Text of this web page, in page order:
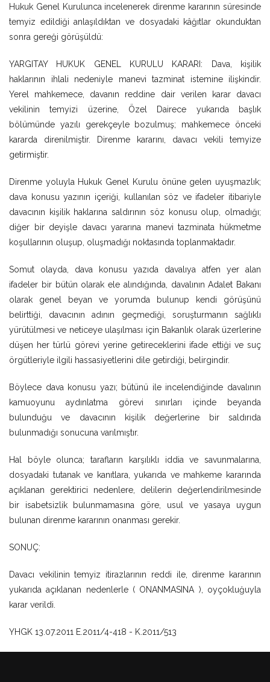
Hukuk Genel Kurulunca incelenerek direnme kararının süresinde
temyiz edildiği anlaşıldıktan ve dosyadaki kâğıtlar okunduktan
sonra gereği görüşüldü:
YARGITAY HUKUK GENEL KURULU KARARI: Dava, kişilik
haklarının ihlali nedeniyle manevi tazminat istemine ilişkindir.
Yerel mahkemece, davanın reddine dair verilen karar davacı
vekilinin temyizi üzerine, Özel Dairece yukarıda başlık
bölümünde yazılı gerekçeyle bozulmuş; mahkemece önceki
kararda direnilmiştir. Direnme kararını, davacı vekili temyize
getirmiştir.
Direnme yoluyla Hukuk Genel Kurulu önüne gelen uyuşmazlık;
dava konusu yazının içeriği, kullanılan söz ve ifadeler itibariyle
davacının kişilik haklarına saldırının söz konusu olup, olmadığı;
diğer bir deyişle davacı yararına manevi tazminata hükmetme
koşullarının oluşup, oluşmadığı noktasında toplanmaktadır.
Somut olayda, dava konusu yazıda davalıya atfen yer alan
ifadeler bir bütün olarak ele alındığında, davalının Adalet Bakanı
olarak genel beyan ve yorumda bulunup kendi görüşünü
belirttiği, davacının adının geçmediği, soruşturmanın sağlıklı
yürütülmesi ve neticeye ulaşılması için Bakanlık olarak üzerlerine
düşen her türlü görevi yerine getireceklerini ifade ettiği ve suç
örgütleriyle ilgili hassasiyetlerini dile getirdiği, belirgindir.
Böylece dava konusu yazı; bütünü ile incelendiğinde davalının
kamuoyunu aydınlatma görevi sınırları içinde beyanda
bulunduğu ve davacının kişilik değerlerine bir saldırıda
bulunmadığı sonucuna varılmıştır.
Hal böyle olunca; tarafların karşılıklı iddia ve savunmalarına,
dosyadaki tutanak ve kanıtlara, yukarıda ve mahkeme kararında
açıklanan gerektirici nedenlere, delilerin değerlendirilmesinde
bir isabetsizlik bulunmamasına göre, usul ve yasaya uygun
bulunan direnme kararının onanması gerekir.
SONUÇ:
Davacı vekilinin temyiz itirazlarının reddi ile, direnme kararının
yukarıda açıklanan nedenlerle ( ONANMASINA ), oyçokluğuyla
karar verildi.
YHGK 13.07.2011 E.2011/4-418 - K.2011/513